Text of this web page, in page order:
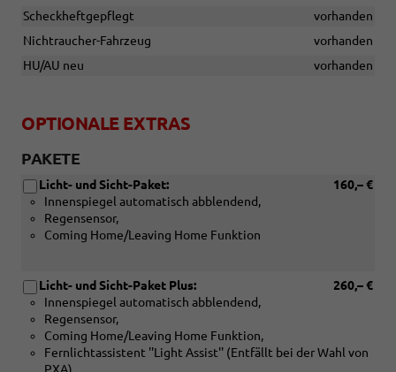
Scheckheftgepflegt
vorhanden
Nichtraucher-Fahrzeug
vorhanden
HU/AU neu
vorhanden
OPTIONALE EXTRAS
PAKETE
160,– €
Licht- und Sicht-Paket:
Innenspiegel automatisch abblendend,
Regensensor,
Coming Home/Leaving Home Funktion
260,– €
Licht- und Sicht-Paket Plus:
Innenspiegel automatisch abblendend,
Regensensor,
Coming Home/Leaving Home Funktion,
Fernlichtassistent ''Light Assist'' (Entfällt bei der Wahl von